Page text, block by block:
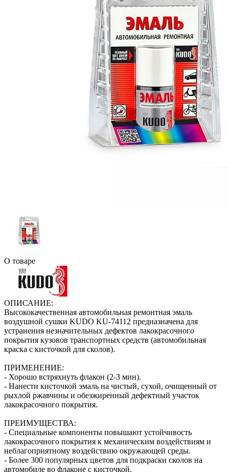
О товаре
ОПИСАНИЕ:
Высококачественная автомобильная ремонтная эмаль
воздушной сушки KUDO KU-74112 предназначена для
устранения незначительных дефектов лакокрасочного
покрытия кузовов транспортных средств (автомобильная
краска с кисточкой для сколов).
ПРИМЕНЕНИЕ:
- Хорошо встряхнуть флакон (2‑3 мин).
- Нанести кисточкой эмаль на чистый, сухой, очищенный от
рыхлой ржавчины и обезжиренный дефектный участок
лакокрасочного покрытия.
ПРЕИМУЩЕСТВА:
- Специальные компоненты повышают устойчивость
лакокрасочного покрытия к механическим воздействиям и
неблагоприятному воздействию окружающей среды.
- Более 300 популярных цветов для подкраски сколов на
автомобиле во флаконе с кисточкой.